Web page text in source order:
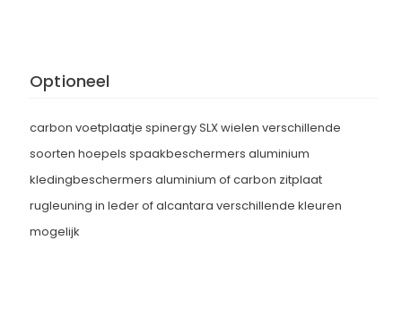
Optioneel
carbon voetplaatje spinergy SLX wielen verschillende
soorten hoepels spaakbeschermers aluminium
kledingbeschermers aluminium of carbon zitplaat
rugleuning in leder of alcantara verschillende kleuren
mogelijk